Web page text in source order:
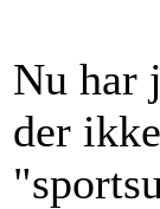
Nu har
der